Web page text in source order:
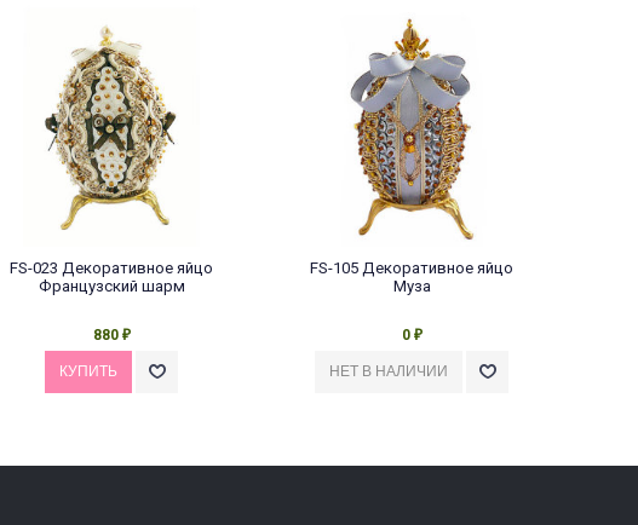
FS-023 Декоративное яйцо
Французский шарм
880 ₽
FS-105 Декоративное яйцо
Муза
0 ₽